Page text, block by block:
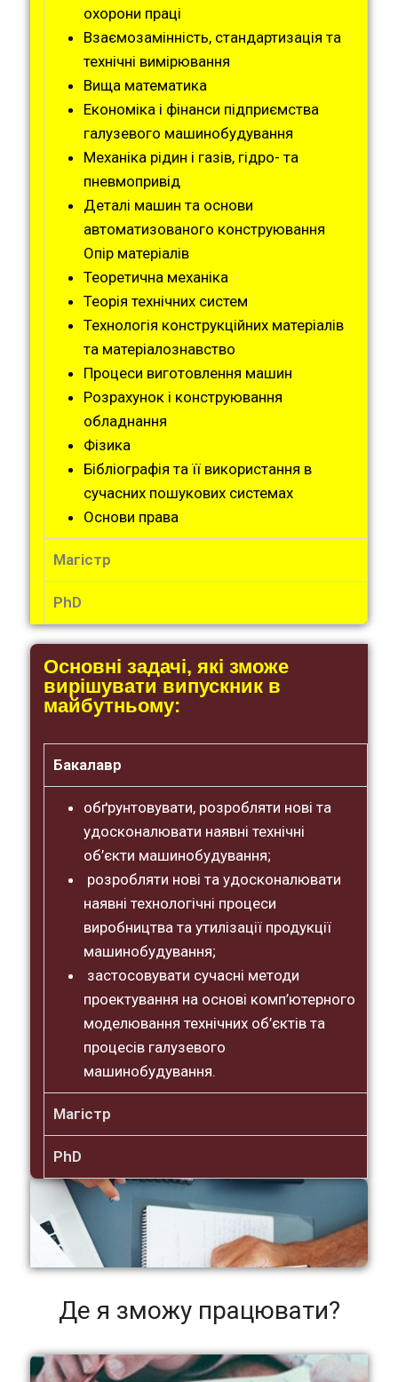
охорони праці
Взаємозамінність, стандартизація та
технічні вимірювання
Вища математика
Економіка і фінанси підприємства
галузевого машинобудування
Механіка рідин і газів, гідро- та
пневмопривід
Деталі машин та основи
автоматизованого конструювання
Опір матеріалів
Теоретична механіка
Теорія технічних систем
Технологія конструкційних матеріалів
та матеріалознавство
Процеси виготовлення машин
Розрахунок і конструювання
обладнання
Фізика
Бібліографія та її використання в
сучасних пошукових системах
Основи права
Магістр
PhD
Основні задачі, які зможе
вирішувати випускник в
майбутньому:
Бакалавр
обґрунтовувати, розробляти нові та
удосконалювати наявні технічні
об’єкти машинобудування;
розробляти нові та удосконалювати
наявні технологічні процеси
виробництва та утилізації продукції
машинобудування;
застосовувати сучасні методи
проектування на основі комп’ютерного
моделювання технічних об’єктів та
процесів галузевого
машинобудування.
Магістр
PhD
Де я зможу працювати?